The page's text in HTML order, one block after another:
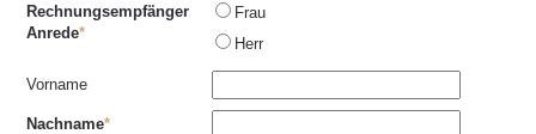
Rechnungsempfänger
Anrede
Frau
Herr
Vorname
Nachname